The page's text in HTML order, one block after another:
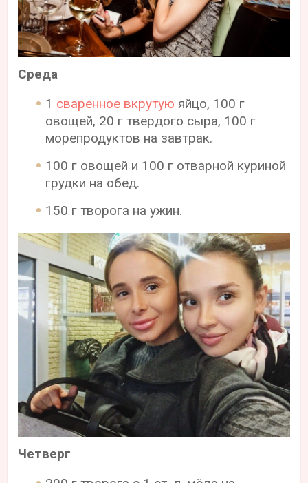
Среда
1 сваренное вкрутую яйцо, 100 г
овощей, 20 г твердого сыра, 100 г
морепродуктов на завтрак.
100 г овощей и 100 г отварной куриной
грудки на обед.
150 г творога на ужин.
Четверг